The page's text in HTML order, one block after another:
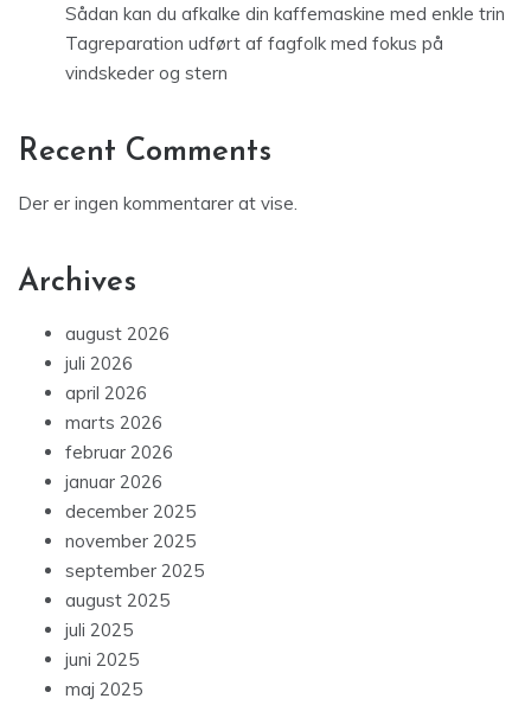
Sådan kan du afkalke din kaffemaskine med enkle trin
Tagreparation udført af fagfolk med fokus på
vindskeder og stern
Recent Comments
Der er ingen kommentarer at vise.
Archives
august 2026
juli 2026
april 2026
marts 2026
februar 2026
januar 2026
december 2025
november 2025
september 2025
august 2025
juli 2025
juni 2025
maj 2025